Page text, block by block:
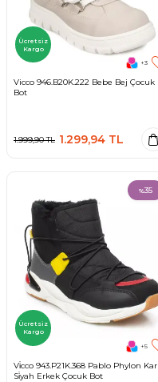
Ücretsiz
Kargo
+3
Vicco 946.B20K.222 Bebe Bej Çocuk
Bot
1.999,90TL 1.299,94 TL
%35
Ücretsiz
Kargo
+5
Vi̇cco 943.P21K.368 Pablo Phylon Kar
Si̇yah Erkek Çocuk Bot